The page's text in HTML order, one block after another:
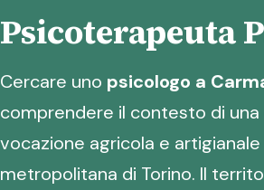
Psicoterapeuta
Cercare uno psicologo a
comprendere il contesto di
vocazione agricola e
metropolitana di Torino. Il